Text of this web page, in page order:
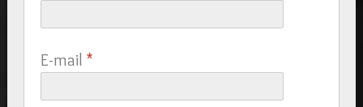
E-mail *